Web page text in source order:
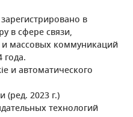
в
в сфере связи,
массовых коммуникаций
года.
и автоматического
(ред. 2023 г.)
технологий